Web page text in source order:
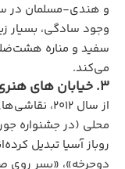
وجود سادگی، بسیار
سفید و مناره
می‌کند.
3. خیابان‌ های هنری (Street Art)
از سال
محلی (در جشنواره
روباز آسیا تبدیل
دوچرخه»، «پسر روی